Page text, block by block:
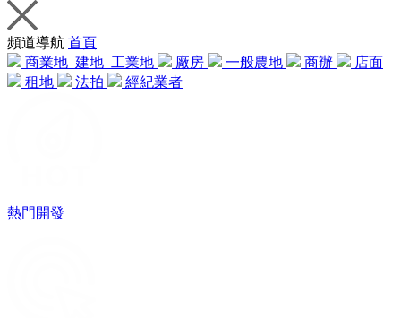
頻道導航 首頁
商業地 建地 工業地 廠房 一般農地 商辦
店面
租地
法拍 經紀業者
熱門開發